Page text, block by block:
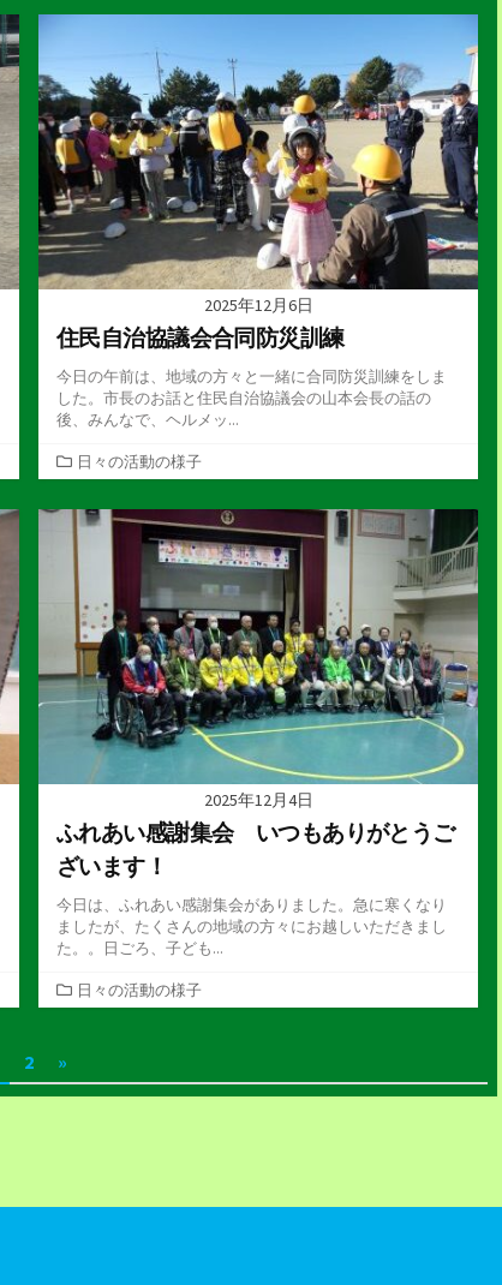
ゴ
2025年12月6日
住民自治協議会合同防災訓練
今日の午前は、地域の方々と一緒に合同防災訓練をしま
した。市長のお話と住民自治協議会の山本会長の話の
後、みんなで、ヘルメッ...
カ
テ
ゴ
リ
日々の活動の様子
2025年12月4日
ふれあい感謝集会 いつもありがとうご
ざいます！
今日は、ふれあい感謝集会がありました。急に寒くなり
ましたが、たくさんの地域の方々にお越しいただきまし
た。。日ごろ、子ども...
カ
テ
ー
日々の活動の様子
2 »